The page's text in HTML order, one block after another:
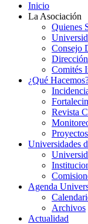
Inicio
La Asociación
Quienes
Consejo
Comités
¿Qué
Revista
Universidades
Agenda
Archivos
Actualidad